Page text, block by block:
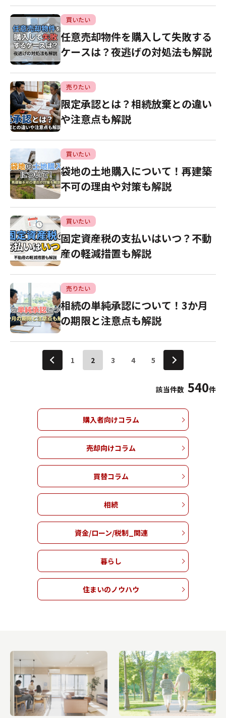
買いたい
任意売却物件を購入して失敗する
ケースは？夜逃げの対処法も解説
売りたい
限定承認とは？相続放棄との違い
や注意点も解説
買いたい
袋地の土地購入について！再建築
不可の理由や対策も解説
買いたい
固定資産税の支払いはいつ？不動
産の軽減措置も解説
売りたい
相続の単純承認について！3か月
の期限と注意点も解説
1 2 3 4 5
該当件数 540件
購入者向けコラム
売却向けコラム
買替コラム
相続
資金/ローン/税制_関連
暮らし
住まいのノウハウ